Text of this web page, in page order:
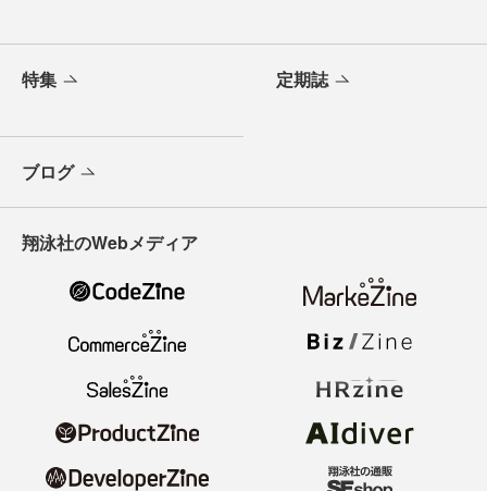
特集 定期誌
ブログ
翔泳社のWebメディア